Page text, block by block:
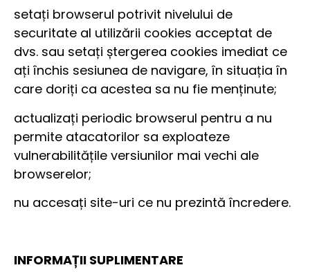
setați browserul potrivit nivelului de
securitate al utilizării cookies acceptat de
dvs. sau setați ștergerea cookies imediat ce
ați închis sesiunea de navigare, în situația în
care doriți ca acestea sa nu fie menținute;
actualizați periodic browserul pentru a nu
permite atacatorilor sa exploateze
vulnerabilitățile versiunilor mai vechi ale
browserelor;
nu accesați site-uri ce nu prezintă încredere.
INFORMAȚII SUPLIMENTARE